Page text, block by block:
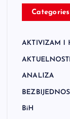
Categories
AKTIVIZAM I
AKTUELNOSTI
ANALIZA
BiH